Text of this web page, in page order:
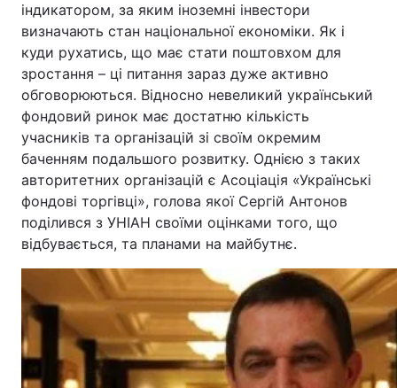
Війна
Україна Політика
Економіка Світ
індикатором, за яким іноземні інвестори
визначають стан національної економіки. Як і
куди рухатись, що має стати поштовхом для
зростання – ці питання зараз дуже активно
обговорюються. Відносно невеликий український
фондовий ринок має достатню кількість
учасників та організацій зі своїм окремим
баченням подальшого розвитку. Однією з таких
авторитетних організацій є Асоціація «Українські
фондові торгівці», голова якої Сергій Антонов
поділився з УНІАН своїми оцінками того, що
відбувається, та планами на майбутнє.